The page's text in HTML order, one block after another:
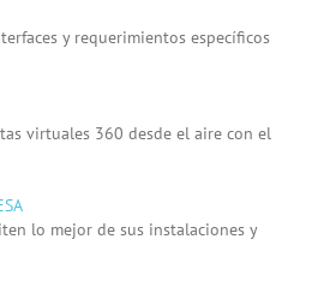
y requerimientos específicos
virtuales 360 desde el aire con el
lo mejor de sus instalaciones y